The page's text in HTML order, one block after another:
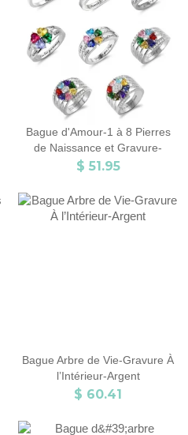
Bague d'Amour-1 à 8 Pierres
de Naissance et Gravure-
Argent
$ 51.95
Bague Arbre de Vie-Gravure À
l’Intérieur-Argent
$ 60.41